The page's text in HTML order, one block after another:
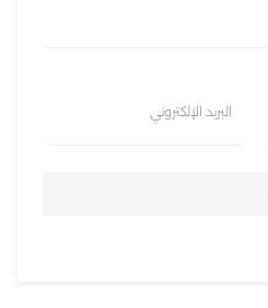
البريد الإلكتروني